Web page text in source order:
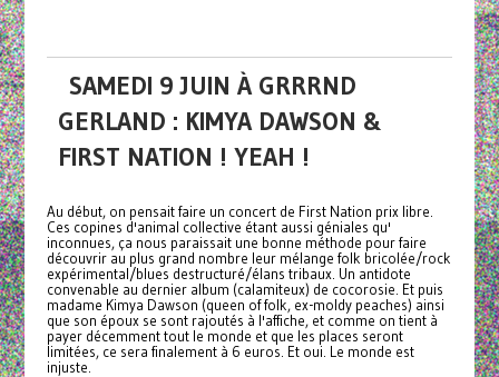
SAMEDI 9 JUIN À GRRRND
GERLAND : KIMYA DAWSON &
FIRST NATION ! YEAH !
Au début, on pensait faire un concert de First Nation prix libre.
Ces copines d'animal collective étant aussi géniales qu'
inconnues, ça nous paraissait une bonne méthode pour faire
découvrir au plus grand nombre leur mélange folk bricolée/rock
expérimental/blues destructuré/élans tribaux. Un antidote
convenable au dernier album (calamiteux) de cocorosie. Et puis
madame Kimya Dawson (queen of folk, ex-moldy peaches) ainsi
que son époux se sont rajoutés à l'affiche, et comme on tient à
payer décemment tout le monde et que les places seront
limitées, ce sera finalement à 6 euros. Et oui. Le monde est
injuste.